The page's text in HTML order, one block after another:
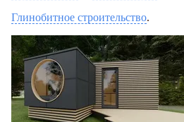
Глинобитное строительство.